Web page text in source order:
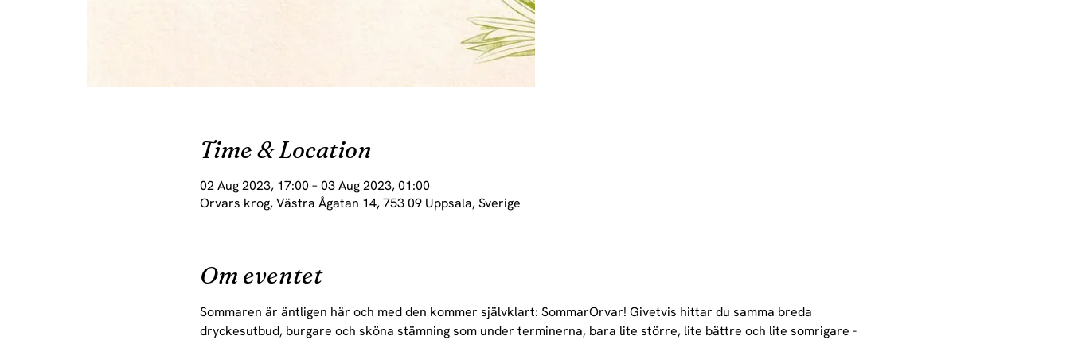
Time & Location
02 Aug 2023, 17:00 – 03 Aug 2023, 01:00
Orvars krog, Västra Ågatan 14, 753 09 Uppsala, Sverige
Om eventet
Sommaren är äntligen här och med den kommer självklart: SommarOrvar! Givetvis hittar du samma breda
dryckesutbud, burgare och sköna stämning som under terminerna, bara lite större, lite bättre och lite somrigare -